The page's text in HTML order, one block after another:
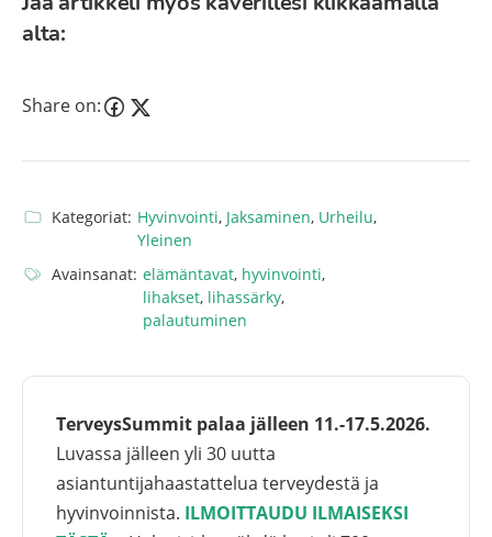
alta:
Share on:
Kategoriat: Hyvinvointi, Jaksaminen, Urheilu,
Yleinen
Avainsanat: elämäntavat, hyvinvointi,
lihakset, lihassärky,
palautuminen
TerveysSummit palaa jälleen 11.-17.5.2026.
Luvassa jälleen yli 30 uutta
asiantuntijahaastattelua terveydestä ja
hyvinvoinnista. ILMOITTAUDU ILMAISEKSI